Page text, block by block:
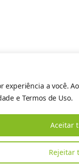
a você.
e Termos de Uso.
Rejeitar
Aceitar